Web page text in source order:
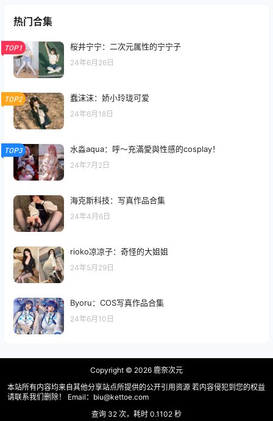
热门合集
TOP1 桜井宁宁：二次元属性的宁宁子
24年6月26日
TOP2 蠢沫沫：娇小玲珑可爱
24年6月18日
TOP3 水淼aqua：呼～充滿愛與性感的cosplay！
24年7月2日
海克斯科技：写真作品合集
24年4月6日
rioko凉凉子：奇怪的大姐姐
24年5月29日
Byoru：COS写真作品合集
24年6月10日
Copyright © 2026 鹿奈次元
本站所有内容均来自其他分享站点所提供的公开引用资源 若内容侵犯到您的权益
请联系我们删除！ Email：biu@kettoe.com
查询 32 次，耗时 0.1102 秒